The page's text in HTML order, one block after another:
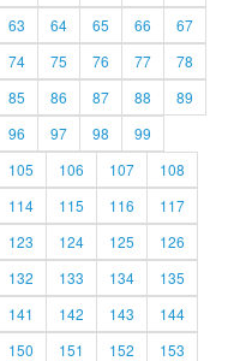
63 64 65 66
67
74 75 76 77
78
85 86 87 88
89
96 97 98
99
105 106 107
108
114 115 116
117
123 124 125
126
132 133 134
135
141 142 143
144
150 151 152
153